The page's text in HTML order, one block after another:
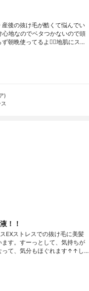
後の抜け毛が酷くて悩んでい
心地なのでベタつかないので頭
朝晩使ってるよ🙆‍♀️地肌にス…
)
！！
EXストレスでの抜け毛に美髪
す。すーっとして、気持ちが
って、気分もほぐれます↑↑し…